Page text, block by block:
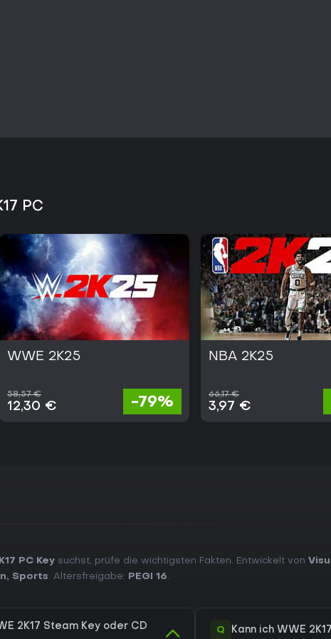
MyCareer und Universe
an Wrestling-Fans, die
und vielfältigen
PC
WWE 2K25
58,57 €
12,30 € -79%
NBA 2K25
66,17 €
3,97 €
PC Key suchst, prüfe die wichtigsten Fakten. Entwickelt von
, Sports. Altersfreigabe: PEGI 16.
2K17 Steam Key oder CD
Q Kann ich WWE